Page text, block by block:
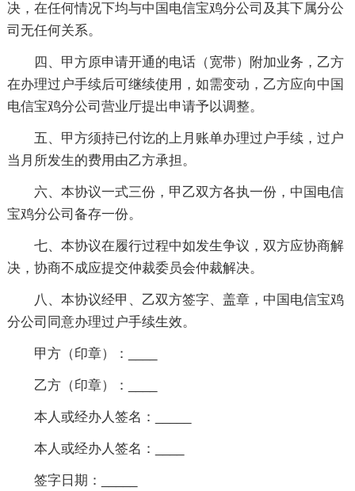
决，在任何情况下均与中国电信宝鸡分公司及其下属分公
司无任何关系。
四、甲方原申请开通的电话（宽带）附加业务，乙方
在办理过户手续后可继续使用，如需变动，乙方应向中国
电信宝鸡分公司营业厅提出申请予以调整。
五、甲方须持已付讫的上月账单办理过户手续，过户
当月所发生的费用由乙方承担。
六、本协议一式三份，甲乙双方各执一份，中国电信
宝鸡分公司备存一份。
七、本协议在履行过程中如发生争议，双方应协商解
决，协商不成应提交仲裁委员会仲裁解决。
八、本协议经甲、乙双方签字、盖章，中国电信宝鸡
分公司同意办理过户手续生效。
甲方（印章）：____
乙方（印章）：____
本人或经办人签名：_____
本人或经办人签名：____
签字日期：_____